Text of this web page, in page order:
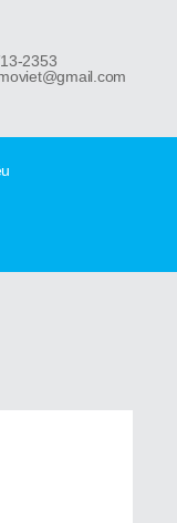
2353